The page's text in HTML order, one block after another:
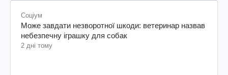
Соціум
Може завдати незворотної шкоди: ветеринар назвав
небезпечну іграшку для собак
2 дні тому